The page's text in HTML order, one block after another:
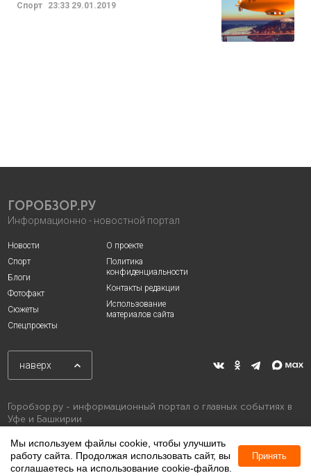
Спорт 23:33 29.01.2019
ГОРОБЗОР.РУ
Информационно - новостной портал
Новости
Спорт
Блоги
Фотофакт
Сюжеты
Спецпроекты
О проекте
Политика
конфиденциальности
Контакты редакции
Использование
материалов сайта
наверх
Горобзор.ру - информационный портал о главных событиях в
Уфе и Башкирии
Мы используем файлы cookie, чтобы улучшить
работу сайта. Продолжая использовать сайт, вы
соглашаетесь на использование cookie-файлов.
Принять